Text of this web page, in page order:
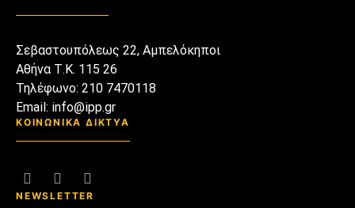
Σεβαστουπόλεως 22, Αμπελόκηποι
Αθήνα Τ.Κ. 115 26
Τηλέφωνο: 210 7470118
Email: info@ipp.gr
ΚΟΙΝΩΝΙΚΑ ΔΙΚΤΥΑ
NEWSLETTER